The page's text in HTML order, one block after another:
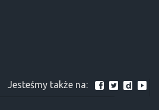
Jesteśmy także na: